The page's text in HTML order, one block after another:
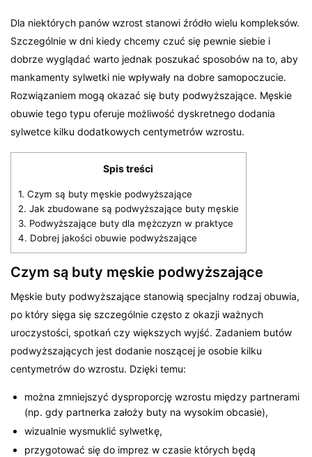
Dla niektórych panów wzrost stanowi źródło wielu kompleksów.
Szczególnie w dni kiedy chcemy czuć się pewnie siebie i
dobrze wyglądać warto jednak poszukać sposobów na to, aby
mankamenty sylwetki nie wpływały na dobre samopoczucie.
Rozwiązaniem mogą okazać się buty podwyższające. Męskie
obuwie tego typu oferuje możliwość dyskretnego dodania
sylwetce kilku dodatkowych centymetrów wzrostu.
Spis treści
1. Czym są buty męskie podwyższające
2. Jak zbudowane są podwyższające buty męskie
3. Podwyższające buty dla mężczyzn w praktyce
4. Dobrej jakości obuwie podwyższające
Czym są buty męskie podwyższające
Męskie buty podwyższające stanowią specjalny rodzaj obuwia,
po który sięga się szczególnie często z okazji ważnych
uroczystości, spotkań czy większych wyjść. Zadaniem butów
podwyższających jest dodanie noszącej je osobie kilku
centymetrów do wzrostu. Dzięki temu:
można zmniejszyć dysproporcję wzrostu między partnerami
(np. gdy partnerka założy buty na wysokim obcasie),
wizualnie wysmuklić sylwetkę,
przygotować się do imprez w czasie których będą